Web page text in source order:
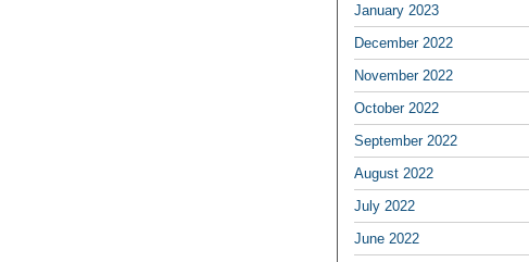
January 2023
December 2022
November 2022
October 2022
September 2022
August 2022
July 2022
June 2022